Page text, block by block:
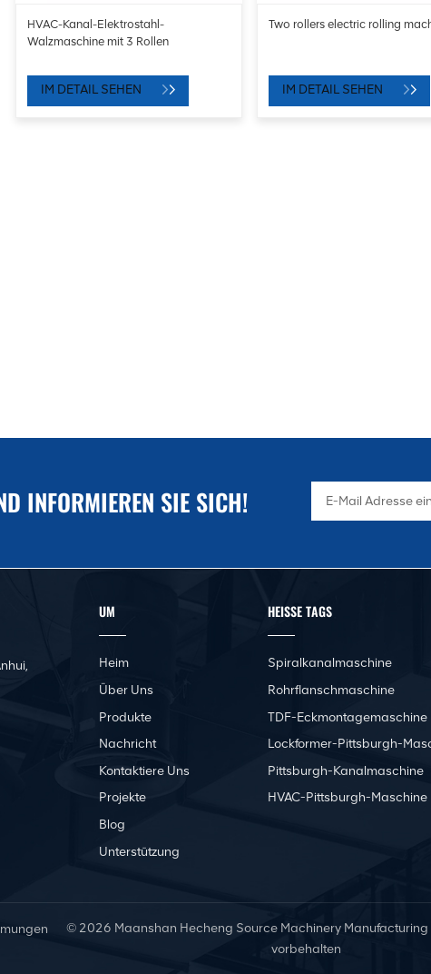
HVAC-Kanal-Elektrostahl-
Walzmaschine mit 3 Rollen
IM DETAIL SEHEN
Two rollers electric rolling
IM DETAIL SEHEN
INFORMIEREN SIE SICH!
UM
Heim
Über Uns
Produkte
Nachricht
Kontaktiere Uns
Projekte
Blog
Unterstützung
HEISSE TAGS
Spiralkanalmaschine
Rohrflanschmaschine
TDF-Eckmontagemaschine
Lockformer-Pittsburgh-
Pittsburgh-Kanalmaschine
HVAC-Pittsburgh-Maschine
© 2026 Maanshan Hecheng Source Machinery Manufacturing
vorbehalten